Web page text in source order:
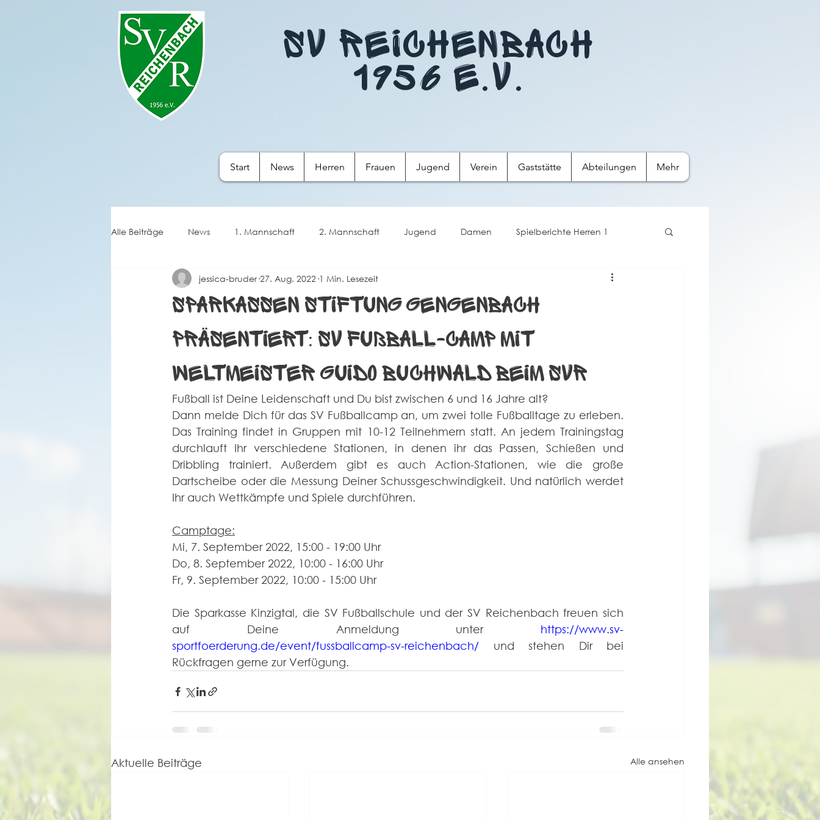
SV Reichenbach
1956 e.V.
Start News Herren Frauen Jugend Verein Gaststätte Abteilungen Mehr‎
Alle Beiträge News 1. Mannschaft 2. Mannschaft Jugend Damen Spielberichte Herren 1
Spielberichte Herren 2 Corona Events Alte Herren
Sparkassen Stiftung Gengenbach
präsentiert: SV Fußball-Camp mit
Weltmeister Guido Buchwald beim SVR
jessica-bruder 27. Aug. 2022 1 Min. Lesezeit
Fußball ist Deine Leidenschaft und Du bist zwischen 6 und 16 Jahre alt?
Dann melde Dich für das SV Fußballcamp an, um zwei tolle Fußballtage zu erleben.
Das Training findet in Gruppen mit 10-12 Teilnehmern statt. An jedem Trainingstag
durchlauft Ihr verschiedene Stationen, in denen ihr das Passen, Schießen und
Dribbling trainiert. Außerdem gibt es auch Action-Stationen, wie die große
Dartscheibe oder die Messung Deiner Schussgeschwindigkeit. Und natürlich werdet
Ihr auch Wettkämpfe und Spiele durchführen.
Camptage:
Mi, 7. September 2022, 15:00 - 19:00 Uhr
Do, 8. September 2022, 10:00 - 16:00 Uhr
Fr, 9. September 2022, 10:00 - 15:00 Uhr
Die Sparkasse Kinzigtal, die SV Fußballschule und der SV Reichenbach freuen sich
auf Deine Anmeldung unter https://www.sv-
sportfoerderung.de/event/fussballcamp-sv-reichenbach/ und stehen Dir bei
Rückfragen gerne zur Verfügung.
Aktuelle Beiträge Alle ansehen